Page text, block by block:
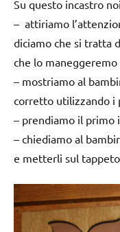
Su questo incastro
– attiriamo
diciamo che si tratta
che lo
– mostriamo al
corretto utilizzando i
– prendiamo il primo
– chiediamo al
e metterli sul tappeto